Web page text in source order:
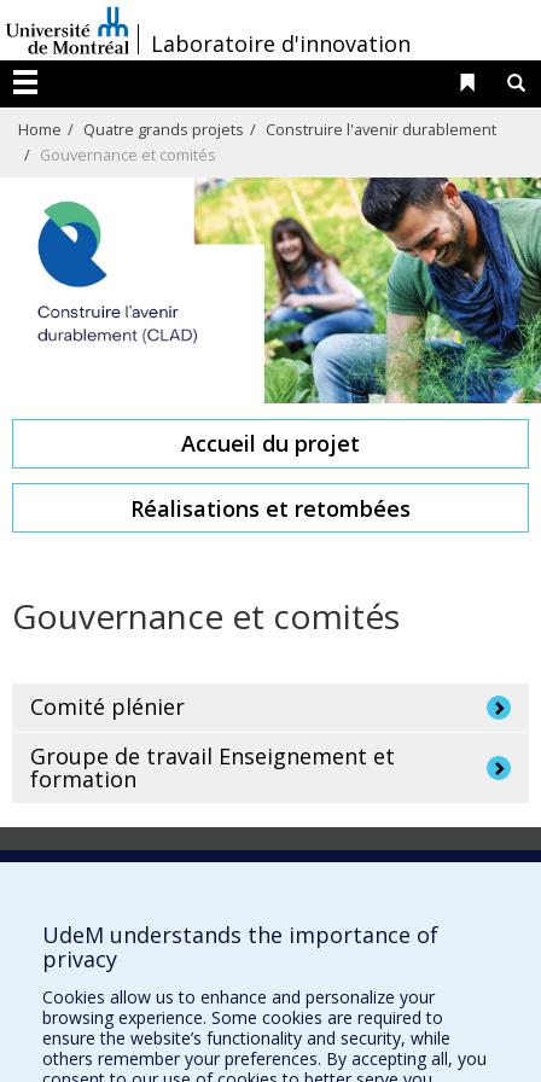
au
contenu
/Laboratoire d'innovation
Menu
Liens
Home Quatre grands projets
Construire l'avenir durablement
Gouvernance et comités
Accueil du projet
Réalisations et retombées
Gouvernance et comités
Comité plénier
Groupe de travail Enseignement et
formation
Laboratoire d'innovation
Vice-rectorat aux affaires étudiantes et aux études
Inven_T
Consortium Santé Numérique
UdeM understands the importance of
privacy
Cookies allow us to enhance and personalize your
browsing experience. Some cookies are required to
ensure the website’s functionality and security, while
others remember your preferences. By accepting all, you